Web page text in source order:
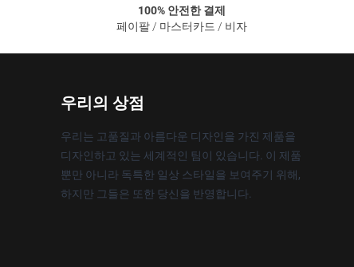
100% 안전한 결제
페이팔 / 마스터카드 / 비자
우리의 상점
우리는 고품질과 아름다운 디자인을 가진 제품을
디자인하고 있는 세계적인 팀이 있습니다. 이 제품
뿐만 아니라 독특한 일상 스타일을 보여주기 위해,
하지만 그들은 또한 당신을 반영합니다.